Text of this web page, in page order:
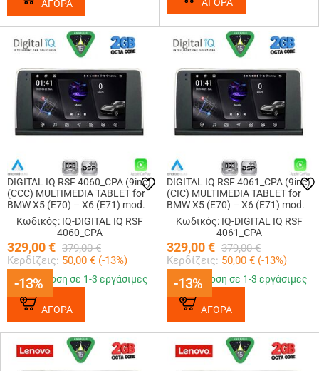
ΑΓΟΡΑ
-13%
DIGITAL IQ RSF 4060_CPA (9inc)
(CCC) MULTIMEDIA TABLET for
BMW X5 (E70) – X6 (E71) mod.
2006-2009
Κωδικός: IQ-DIGITAL IQ RSF
4060_CPA
329,00€ 379,00 €
Κερδίζεις: 50,00 € (-13%)
-13%
Παράδοση σε 1-3 εργάσιμες
ΑΓΟΡΑ
-13%
DIGITAL IQ RSF 4061_CPA (9inc)
(CIC) MULTIMEDIA TABLET for
BMW X5 (E70) – X6 (E71) mod.
2009-2013
Κωδικός: IQ-DIGITAL IQ RSF
4061_CPA
329,00€ 379,00 €
Κερδίζεις: 50,00 € (-13%)
-13%
Παράδοση σε 1-3 εργάσιμες
ΑΓΟΡΑ